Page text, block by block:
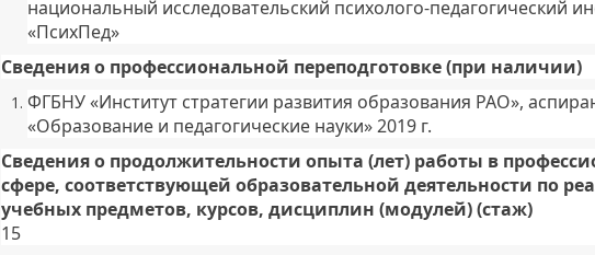
национальный исследовательский психолого-педагогический
«ПсихПед»
Сведения о профессиональной переподготовке (при наличии)
ФГБНУ «Институт стратегии развития образования РАО»,
«Образование и педагогические науки» 2019 г.
Сведения о продолжительности опыта (лет) работы в
сфере, соответствующей образовательной деятельности по
учебных предметов, курсов, дисциплин (модулей) (стаж)
15